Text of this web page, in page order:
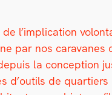
l’implication
par nos car­a­vanes
la con­cep­tion
d’outils de